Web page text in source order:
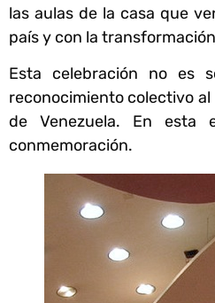
las aulas de la casa que
país y con la
Esta celebración no es
reconocimiento colectivo
de Venezuela. En esta
conmemoración.